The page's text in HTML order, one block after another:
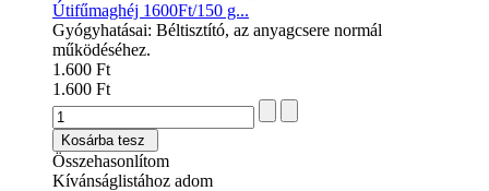
Útifűmaghéj 1600Ft/150 g...
Gyógyhatásai: Béltisztító, az anyagcsere normál
működéséhez.
1.600 Ft
1.600 Ft
Kosárba tesz
Összehasonlítom
Kívánságlistához adom